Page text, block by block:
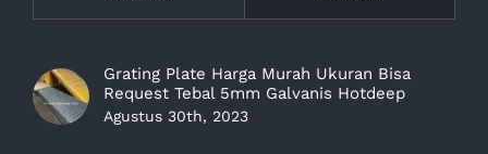
Grating Plate Harga Murah Ukuran Bisa
Request Tebal 5mm Galvanis Hotdeep
Agustus 30th, 2023